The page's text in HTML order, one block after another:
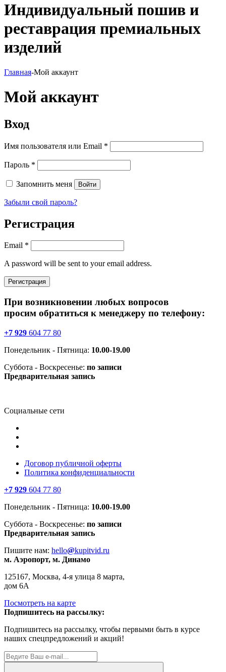
Индивидуальный пошив и
реставрация премиальных
изделий
Главная-Мой аккаунт
Мой аккаунт
Вход
Имя пользователя или Email *
Пароль *
Запомнить меня Войти
Забыли свой пароль?
Регистрация
Email *
A password will be sent to your email address.
Регистрация
При возникновении любых вопросов
просим обратиться к менеджеру по телефону:
+7 929 604 77 80
Понедельник - Пятница: 10.00-19.00
Суббота - Воскресенье: по записи
Предварительная запись
Социальные сети
Договор публичной оферты
Политика конфиденциальности
+7 929 604 77 80
Понедельник - Пятница: 10.00-19.00
Суббота - Воскресенье: по записи
Предварительная запись
Пишите нам: hello@kupitvid.ru
м. Аэропорт, м. Динамо
125167, Москва, 4-я улица 8 марта,
дом 6А
Посмотреть на карте
Подпишитесь на рассылку:
Подпишитесь на рассылку, чтобы первыми быть в курсе
наших спецпредложений и акций!